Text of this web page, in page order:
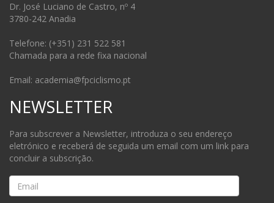
Dr. José Luciano de Castro, nº 4
3780-242 Anadia
Telefone: (+351) 231 522 581
Chamada para a rede fixa nacional
Email: academia@fpciclismo.pt
NEWSLETTER
Para subscrever a Newsletter, introduza o seu endereço
eletrónico e receberá de seguida um email com um link para
concluir a subscrição.
Email